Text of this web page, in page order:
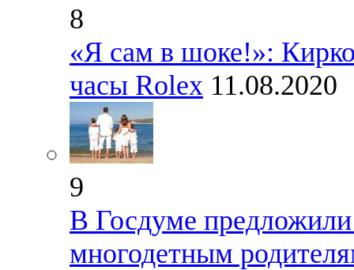
8
«Я сам в шоке!»:
часы Rolex 11.08.2020
9
В Госдуме
многодетным